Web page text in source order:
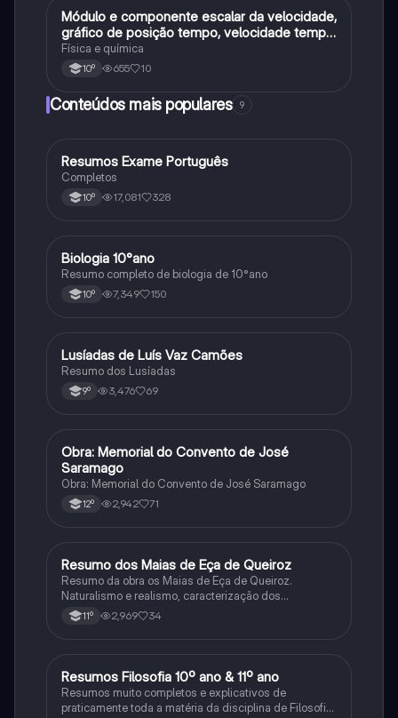
Física
Módulo e componente escalar da velocidade,
gráfico de posição tempo, velocidade tempo
e acelaracao
Física e química
10º 655 10
Conteúdos mais populares 9
Português
Resumos Exame Português
Completos
10º 17,081 328
Biologia
Biologia 10°ano
Resumo completo de biologia de 10°ano
10º 7,349 150
Português
Lusíadas de Luís Vaz Camões
Resumo dos Lusíadas
9º 3,476 69
Português
Obra: Memorial do Convento de José
Saramago
Obra: Memorial do Convento de José Saramago
12º 2,942 71
Português
Resumo dos Maias de Eça de Queiroz
Resumo da obra os Maias de Eça de Queiroz.
Naturalismo e realismo, caracterização dos
personagens e contexto histórico.
11º 2,969 34
Filosofia
Resumos Filosofia 10º ano & 11º ano
Resumos muito completos e explicativos de
praticamente toda a matéria da disciplina de Filosofia